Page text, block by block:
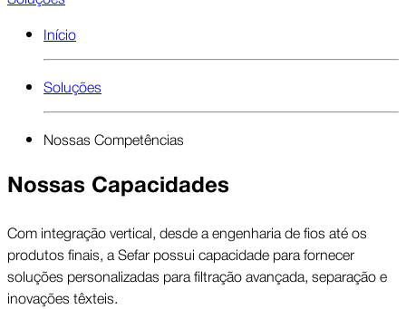
Início
Soluções
Nossas Competências
Nossas Capacidades
Com integração vertical, desde a engenharia de fios até os
produtos finais, a Sefar possui capacidade para fornecer
soluções personalizadas para filtração avançada, separação e
inovações têxteis.